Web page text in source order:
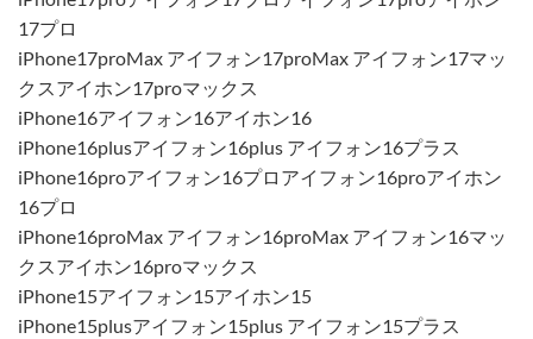
17プロ
iPhone17proMax アイフォン17proMax アイフォン17マッ
クスアイホン17proマックス
iPhone16アイフォン16アイホン16
iPhone16plusアイフォン16plus アイフォン16プラス
iPhone16proアイフォン16プロアイフォン16proアイホン
16プロ
iPhone16proMax アイフォン16proMax アイフォン16マッ
クスアイホン16proマックス
iPhone15アイフォン15アイホン15
iPhone15plusアイフォン15plus アイフォン15プラス